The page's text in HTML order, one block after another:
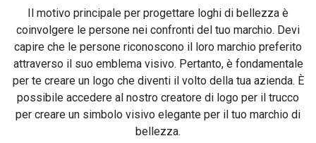
Il motivo principale per progettare loghi di bellezza è
coinvolgere le persone nei confronti del tuo marchio. Devi
capire che le persone riconoscono il loro marchio preferito
attraverso il suo emblema visivo. Pertanto, è fondamentale
per te creare un logo che diventi il volto della tua azienda. È
possibile accedere al nostro creatore di logo per il trucco
per creare un simbolo visivo elegante per il tuo marchio di
bellezza.